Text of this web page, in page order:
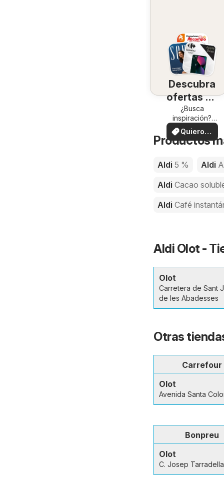
Descubra
ofertas en
su zona
¿Busca
inspiración?
¡Vea las ofertas
en su zona!
Quiero
ver
Productos
Aldi 5 % Aldi
Aldi Cacao
Aldi Café
Aldi Olot -
Olot
Carretera de Sant
de les Abadesses
Otras
Carrefour
Olot
Avenida Santa
Bonpreu
Olot
C. Josep